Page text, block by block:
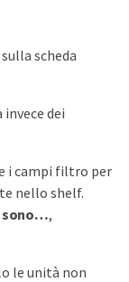
scheda
dei
i campi filtro per
nello shelf.
sono…​,
le unità non